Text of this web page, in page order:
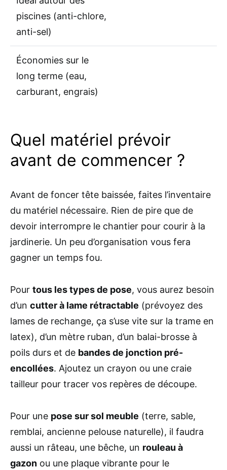
piscines (anti-chlore,
anti-sel)
Économies sur le
long terme (eau,
carburant, engrais)
Quel matériel prévoir
avant de commencer ?
Avant de foncer tête baissée, faites l’inventaire
du matériel nécessaire. Rien de pire que de
devoir interrompre le chantier pour courir à la
jardinerie. Un peu d’organisation vous fera
gagner un temps fou.
Pour tous les types de pose, vous aurez besoin
d’un cutter à lame rétractable (prévoyez des
lames de rechange, ça s’use vite sur la trame en
latex), d’un mètre ruban, d’un balai-brosse à
poils durs et de bandes de jonction pré-
encollées. Ajoutez un crayon ou une craie
tailleur pour tracer vos repères de découpe.
Pour une pose sur sol meuble (terre, sable,
remblai, ancienne pelouse naturelle), il faudra
aussi un râteau, une bêche, un rouleau à
gazon ou une plaque vibrante pour le